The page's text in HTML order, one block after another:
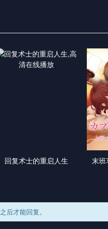
回复术士的重启人生 末班
之后才能回复。